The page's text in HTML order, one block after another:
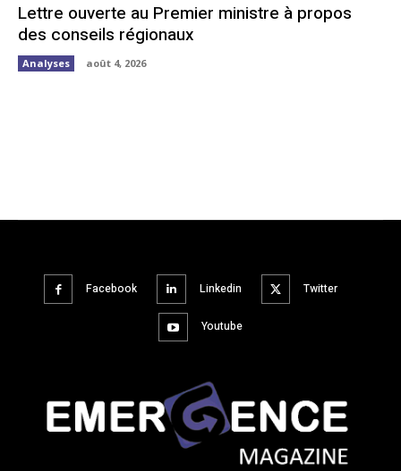
Lettre ouverte au Premier ministre à propos
des conseils régionaux
Analyses août 4, 2026
Facebook Linkedin Twitter
Youtube